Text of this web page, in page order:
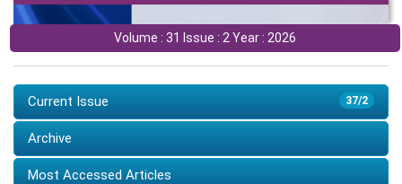
Volume : 31 Issue : 2 Year : 2026
37/2
Current Issue
Archive
Most Accessed Articles